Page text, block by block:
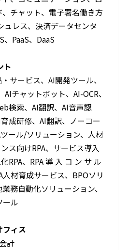
チャット、電子署名働き方
ュレス、決済データセンタ
、PaaS、DaaS
ト
サービス、AI開発ツール、
チャットボット、AI-OCR、
検索、AI翻訳、AI音声認
成研修、AI翻訳、ノーコー
ール/ソリューション、人材
ス向けRPA、サービス導入
RPA、RPA 導 入 コ ン サ ル
人材育成サービス、BPOソリ
務自動化ソリューション、
ール
フィス
計